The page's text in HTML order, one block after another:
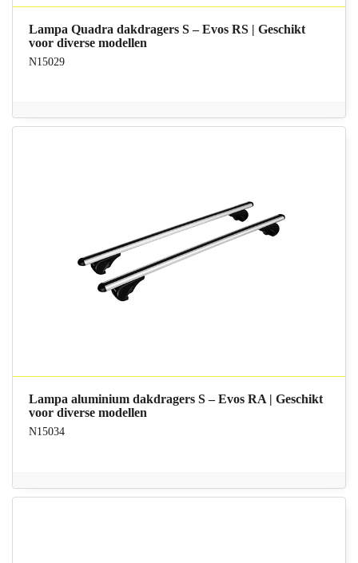
Lampa Quadra dakdragers S – Evos RS | Geschikt
voor diverse modellen
N15029
Lampa aluminium dakdragers S – Evos RA | Geschikt
voor diverse modellen
N15034